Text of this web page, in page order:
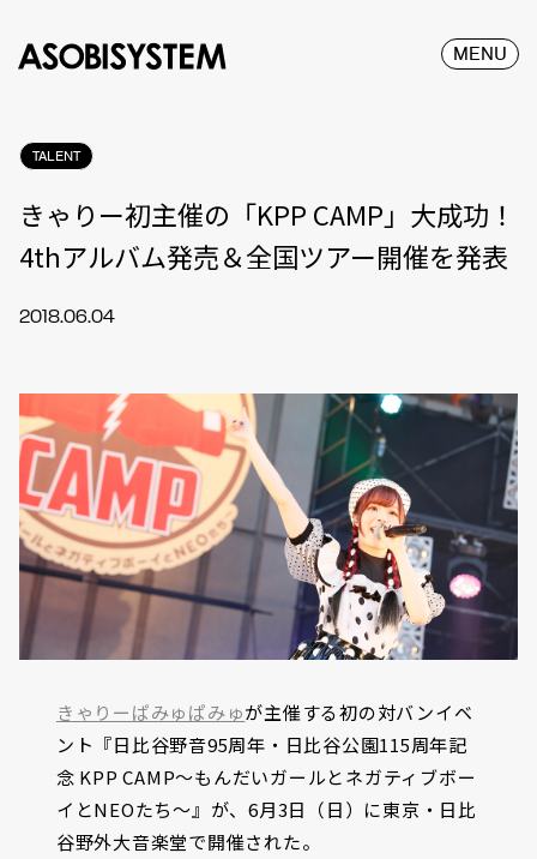
MENU
TALENT
きゃりー初主催の「KPP CAMP」大成功！
4thアルバム発売＆全国ツアー開催を発表
2018.06.04
きゃりーぱみゅぱみゅが主催する初の対バンイベ
ント『日比谷野音95周年・日比谷公園115周年記
念 KPP CAMP～もんだいガールとネガティブボー
イとNEOたち～』が、6月3日（日）に東京・日比
谷野外大音楽堂で開催された。